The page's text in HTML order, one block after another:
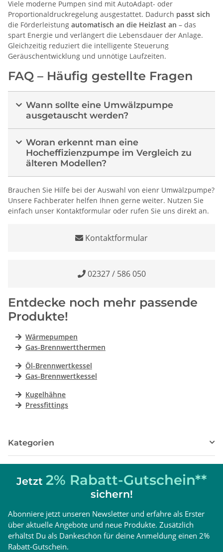
Viele moderne Pumpen sind mit AutoAdapt- oder
Proportionaldruckregelung ausgestattet. Dadurch passt sich
die Förderleistung automatisch an die Heizlast an – das
spart Energie und verlängert die Lebensdauer der Anlage.
Gleichzeitig reduziert die intelligente Steuerung
Geräuschentwicklung und unnötige Laufzeiten.
FAQ – Häufig gestellte Fragen
Wann sollte eine Umwälzpumpe
ausgetauscht werden?
Woran erkennt man eine
Hocheffizienzpumpe im Vergleich zu
älteren Modellen?
Brauchen Sie Hilfe bei der Auswahl von eienr Umwälzpumpe?
Unsere Fachberater helfen Ihnen gerne weiter. Nutzen Sie
einfach unser Kontaktformular oder rufen Sie uns direkt an.
Kontaktformular
02327 / 586 050
Entdecke noch mehr passende
Produkte!
Wärmepumpen
Gas-Brennwertthermen
Öl-Brennwertkessel
Gas-Brennwertkessel
Kugelhähne
Pressfittings
Kategorien
Jetzt 2% Rabatt-Gutschein**
sichern!
Abonniere jetzt unseren Newsletter und erfahre als Erster
über aktuelle Angebote und neue Produkte. Zusätzlich
erhältst Du als Dankeschön für deine Anmeldung einen 2%
Rabatt-Gutschein.